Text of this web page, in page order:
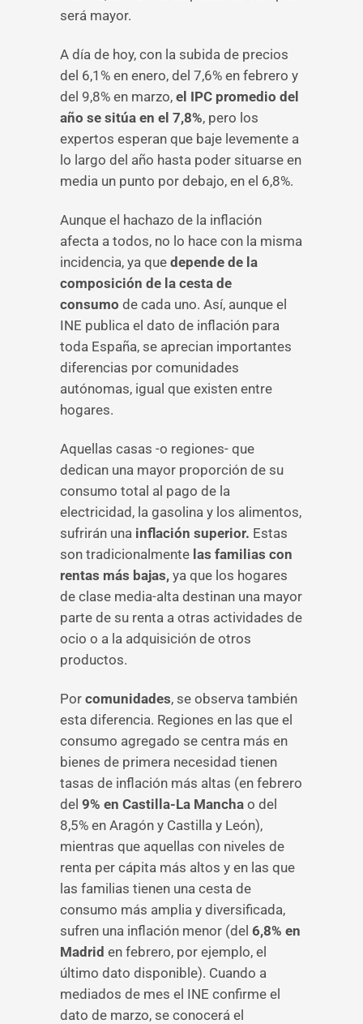
será mayor.
A día de hoy, con la subida de precios
del 6,1% en enero, del 7,6% en febrero y
del 9,8% en marzo, el IPC promedio del
año se sitúa en el 7,8%, pero los
expertos esperan que baje levemente a
lo largo del año hasta poder situarse en
media un punto por debajo, en el 6,8%.
Aunque el hachazo de la inflación
afecta a todos, no lo hace con la misma
incidencia, ya que depende de la
composición de la cesta de
consumo de cada uno. Así, aunque el
INE publica el dato de inflación para
toda España, se aprecian importantes
diferencias por comunidades
autónomas, igual que existen entre
hogares.
Aquellas casas -o regiones- que
dedican una mayor proporción de su
consumo total al pago de la
electricidad, la gasolina y los alimentos,
sufrirán una inflación superior. Estas
son tradicionalmente las familias con
rentas más bajas, ya que los hogares
de clase media-alta destinan una mayor
parte de su renta a otras actividades de
ocio o a la adquisición de otros
productos.
Por comunidades, se observa también
esta diferencia. Regiones en las que el
consumo agregado se centra más en
bienes de primera necesidad tienen
tasas de inflación más altas (en febrero
del 9% en Castilla-La Mancha o del
8,5% en Aragón y Castilla y León),
mientras que aquellas con niveles de
renta per cápita más altos y en las que
las familias tienen una cesta de
consumo más amplia y diversificada,
sufren una inflación menor (del 6,8% en
Madrid en febrero, por ejemplo, el
último dato disponible). Cuando a
mediados de mes el INE confirme el
dato de marzo, se conocerá el